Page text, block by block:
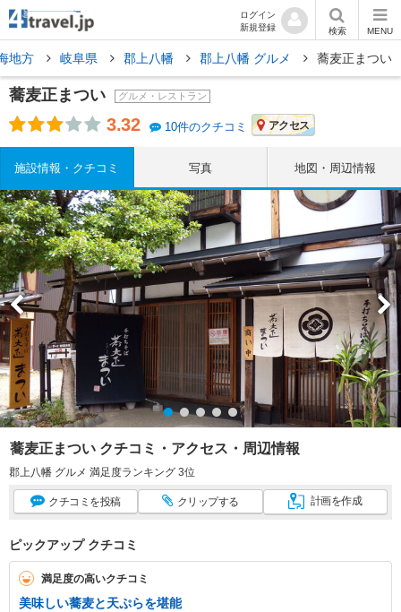
ログイン
新規登録
検索 MENU
地方 岐阜県 郡上八幡 郡上八幡 グルメ 蕎麦正まつい
蕎麦正まつい グルメ・レストラン
3.32 10件のクチコミ アクセス
施設情報・クチコミ 写真 地図・周辺情報
蕎麦正まつい クチコミ・アクセス・周辺情報
郡上八幡 グルメ 満足度ランキング 3位
クチコミ を投稿 クリップする 計画を作成
ピックアップ クチコミ
満足度の高いクチコミ
美味しい蕎麦と天ぷらを堪能